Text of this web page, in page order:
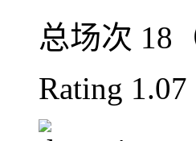
总场次 18
Rating 1.07